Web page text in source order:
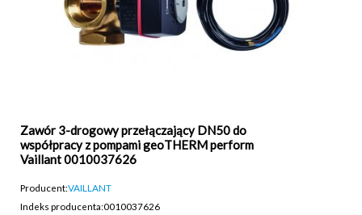
Zawór 3-drogowy przełączający DN50 do
współpracy z pompami geoTHERM perform
Vaillant 0010037626
Producent:VAILLANT
Indeks producenta:0010037626